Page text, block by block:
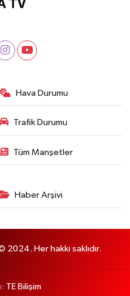
Hava Durumu
Trafik Durumu
Tüm Manşetler
Haber Arşivi
Her hakkı saklıdır.
TE Bilişim